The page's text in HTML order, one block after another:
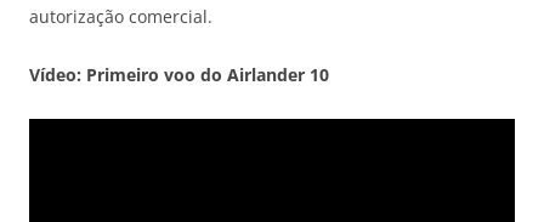
autorização comercial.
Vídeo: Primeiro voo do Airlander 10